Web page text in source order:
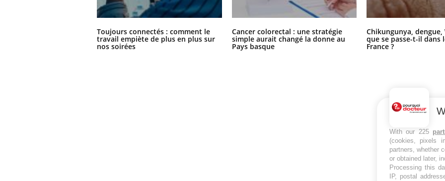
Toujours connectés : comment le
travail empiète de plus en plus sur
nos soirées
Cancer colorectal : une stratégie
simple aurait changé la donne au
Pays basque
Chikungunya, dengue,
que se passe-t-il dans
France ?
With our 225
(cookies, pixels
partners, whether
or obtained later,
Processing this
IP, postal